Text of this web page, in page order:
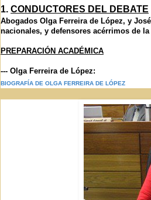
1. CONDUCTORES DEL DEBATE
Abogados Olga Ferreira de López, y
nacionales, y defensores acérrimos de
PREPARACIÓN ACADÉMICA
--- Olga Ferreira de López:
BIOGRAFÍA DE OLGA FERREIRA DE LÓPEZ